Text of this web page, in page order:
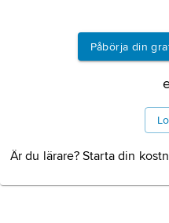
Påbörja din
Är du lärare? Starta din